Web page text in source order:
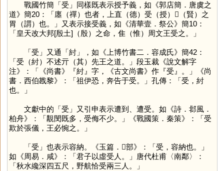
戰國竹簡「受 」同樣既表示授予義，如《郭店簡．唐虞之
道》簡20：「廛（禪）也者，上直（德）受（授）𠭃（賢）之
胃（謂）也。」又表示接受義，如《清華壹．祭公》簡10：
「皇天改大邦[殷土]（殷）之命，隹（惟）周文王受之。」
「受 」又通「紂」，如《上博竹書二．容成氏》簡42：
「受（紂）不述亓（其）先王之道。」段玉裁《說文解字
注》：「《尚書》『紂』字，《古文尚書》作『受』。」《尚
書．西伯戡黎》：「祖伊恐，奔告于受。」孔傳：「受，紂
也。」
文獻中的「受 」又引申表示遭到、遭受。如《詩．邶風．
柏舟》：「覯閔既多，受侮不少。」《戰國策．秦策》：「受
欺於張儀，王必惋之。」
「受 」也表示容納。《玉篇．𠬪部》：「受，容納也。」
如《周易．咸》：「君子以虛受人。」唐代杜甫〈南鄰〉：
「秋水纔深四五尺，野航恰受兩三人。」